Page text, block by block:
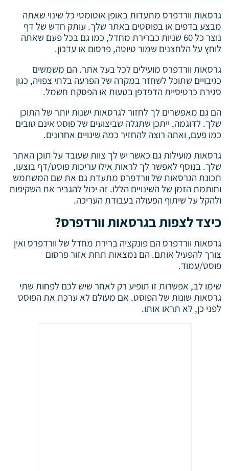
גרסאות וורדפרס מתעדות באופן אוטומטי כל שינוי שאתה
מבצע בדפים או בפוסטים באתר שלך. עותק חדש של דף
נוצר כל 60 שניות כברירת מחדל, כמו גם בכל פעם שאתה
לוחץ על הלחצנים שמור טיוטה, פרסום או עדכון.
גרסאות וורדפרס מועילים לכל בעל אתר. הם משמשים
כגיבויים שתוכל לשחזר במקרה של הפרעה בלתי צפויה, כגון
סגירת כרטיסיית הדפדפן בטעות או הפסקת חשמל.
הם גם מאפשרים לך לחזור לגרסאות ישנות יותר של התוכן
שלך. לדוגמה, ייתכן שתגלה שביצועים של פוסט אינם טובים
כמו פעם, ואתה רוצה להחזיר כמה שינויים אחרונים.
גרסאות מועילות גם כאשר יש לך צוות שעובד על תוכן האתר
שלך. בנוסף לאפשר לך לראות אילו עריכות פוסט/דף בוצעו,
תכונת הגרסאות של וורדפרס מתעדת גם את שם המשתמש
וחותמת הזמן של השינויים הללו. זה יכול להגביר את השקיפות
ולהקל על שיתוף הפעולה בעבודת העריכה.
כיצד לצפות בגרסאות וורדפרס?
גרסאות וורדפרס הם פונקציה ברירת מחדל של וורדפרס ואין
צורך להפעיל אותם. הם נמצאות תחת אזור פרסום
פוסט/עמוד.
שימו לב, אפשרות זו תופיע רק לאחר שיש לכם לפחות שתי
גרסאות שונות של הפוסט. אם מעולם לא ערכת את הפוסט
לפני כן, לא תראו אותו.